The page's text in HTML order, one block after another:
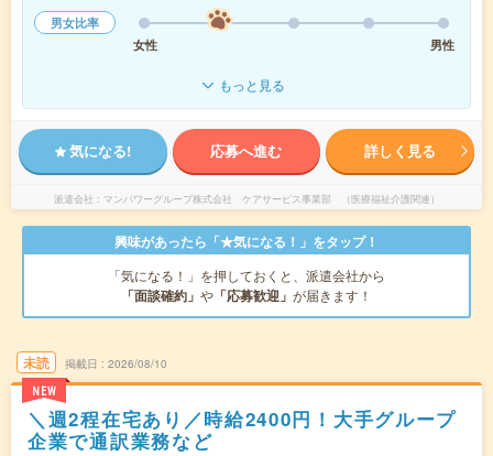
男女比率
女性
男性
もっと見る
気になる! 応募へ進む 詳しく見る
派遣会社 マンパワーグループ株式会社 ケアサービス事業部 （医療福祉介護関連）
興味があったら「★気になる！」をタップ！
「気になる！」を押しておくと、派遣会社から
「面談確約」 や 「応募歓迎」 が届きます！
未読
NEW
掲載日 2026/08/10
＼週2程在宅あり／時給2400円！大手グループ
企業で通訳業務など